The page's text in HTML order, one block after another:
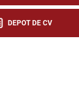
DEPOT DE CV